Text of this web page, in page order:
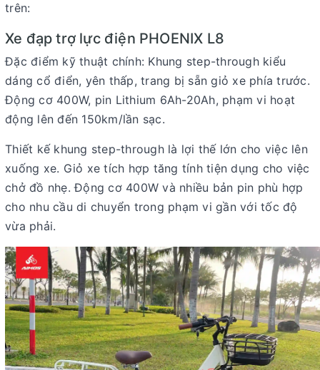
trên:
Xe đạp trợ lực điện PHOENIX L8
Đặc điểm kỹ thuật chính: Khung step-through kiểu
dáng cổ điển, yên thấp, trang bị sẵn giỏ xe phía trước.
Động cơ 400W, pin Lithium 6Ah-20Ah, phạm vi hoạt
động lên đến 150km/lần sạc.
Thiết kế khung step-through là lợi thế lớn cho việc lên
xuống xe. Giỏ xe tích hợp tăng tính tiện dụng cho việc
chở đồ nhẹ. Động cơ 400W và nhiều bản pin phù hợp
cho nhu cầu di chuyển trong phạm vi gần với tốc độ
vừa phải.